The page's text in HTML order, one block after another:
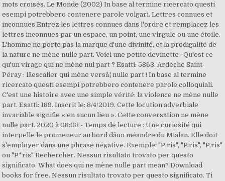
mots croisés. Le Monde (2002) In base al termine ricercato questi
esempi potrebbero contenere parole volgari. Lettres connues et
inconnues Entrez les lettres connues dans l'ordre et remplacez les
lettres inconnues par un espace, un point, une virgule ou une étoile.
L'homme ne porte pas la marque d'une divinité, et la prodigalité de
la nature ne mène nulle part. Voici une petite devinette : Qu'est ce
qu'un virage qui ne mène nul part ? Esatti: 5863. Ardèche Saint-
Péray : lâescalier qui mène versâ¦ nulle part ! In base al termine
ricercato questi esempi potrebbero contenere parole colloquiali.
C'est une histoire avec une simple vérité: la violence ne mène nulle
part. Esatti: 189. Inscrit le: 8/4/2019. Cette locution adverbiale
invariable signifie « en aucun lieu ». Cette conversation ne mène
nulle part. 2020 à 08:03 - Temps de lecture : Une curiosité qui
interpelle le promeneur au bord dâun méandre du Mialan. Elle doit
s'employer dans une phrase négative. Exemple: "P ris", "P.ris", "P,ris"
ou "P*ris" Rechercher. Nessun risultato trovato per questo
significato. What does qui ne mène nulle part mean? Download
books for free. Nessun risultato trovato per questo significato. Ti